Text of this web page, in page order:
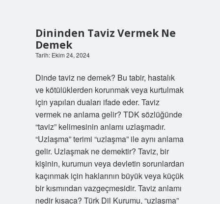
Dininden Taviz Vermek Ne
Demek
Tarih: Ekim 24, 2024
Dinde taviz ne demek? Bu tabir, hastalık
ve kötülüklerden korunmak veya kurtulmak
için yapılan duaları ifade eder. Taviz
vermek ne anlama gelir? TDK sözlüğünde
“taviz” kelimesinin anlamı uzlaşmadır.
“Uzlaşma” terimi “uzlaşma” ile aynı anlama
gelir. Uzlaşmak ne demektir? Taviz, bir
kişinin, kurumun veya devletin sorunlardan
kaçınmak için haklarının büyük veya küçük
bir kısmından vazgeçmesidir. Taviz anlamı
nedir kısaca? Türk Dil Kurumu, “uzlaşma”